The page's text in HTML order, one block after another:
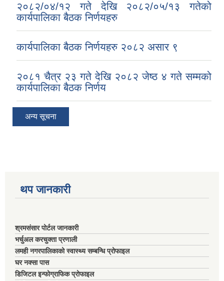
२०८२/०४/१२ गते देखि २०८२/०५/१३ गतेको
कार्यपालिका बैठक निर्णयहरु
कार्यपालिका बैठक निर्णयहरु २०८२ असार ९
२०८१ चैत्र २३ गते देखि २०८२ जेष्ठ ४ गते सम्मको
कार्यपालिका बैठक निर्णय
अन्य सूचना
थप जानकारी
श्रमसंसार पोर्टल जानकारी
भर्चुअल करचुक्ता प्रणाली
लमही नगरपालिकाको स्वास्थ्य सम्बन्धि प्रोफाइल
घर नक्सा पास
डिजिटल इन्फोग्राफिक प्रोफाइल